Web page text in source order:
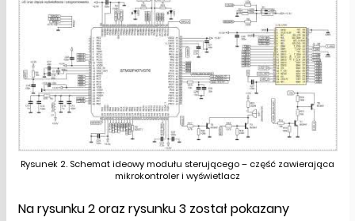
Rysunek 2. Schemat ideowy modułu sterującego – część zawierająca
mikrokontroler i wyświetlacz
Na rysunku 2 oraz rysunku 3 został pokazany